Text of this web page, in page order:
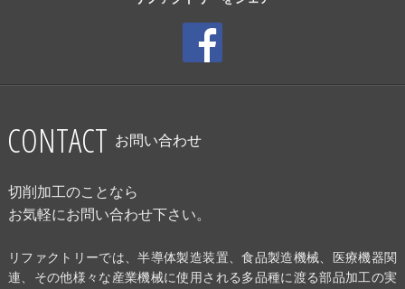
CONTACT お問い合わせ
切削加工のことなら
お気軽にお問い合わせ下さい。
リファクトリーでは、半導体製造装置、食品製造機械、医療機器関
連、その他様々な産業機械に使用される多品種に渡る部品加工の実